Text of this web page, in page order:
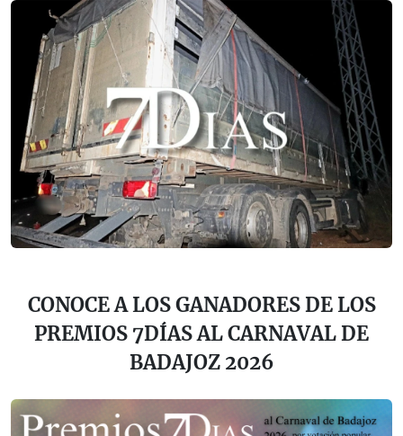
CONOCE A LOS GANADORES DE LOS
PREMIOS 7DÍAS AL CARNAVAL DE
BADAJOZ 2026